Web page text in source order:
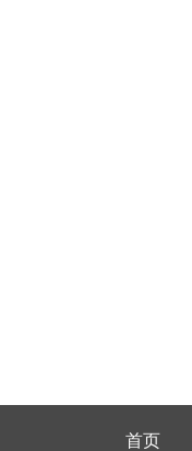
首页